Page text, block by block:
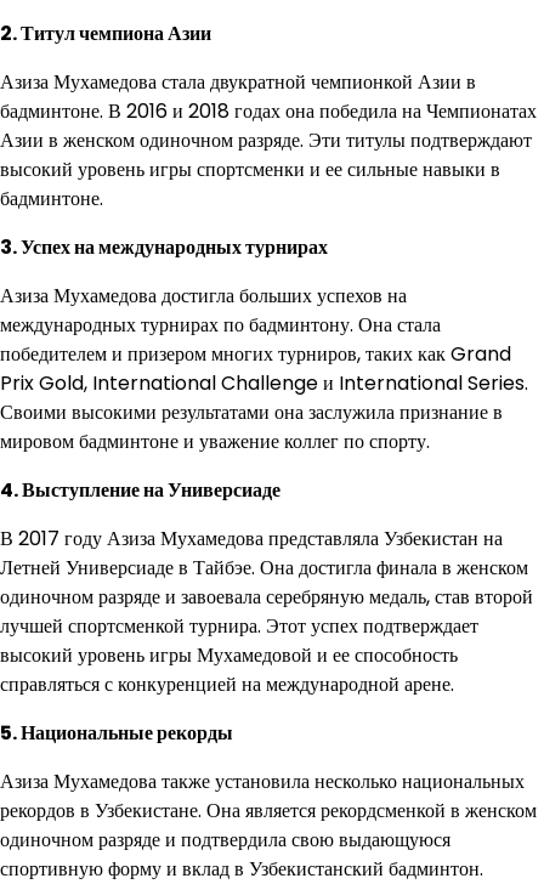
2. Титул чемпиона Азии
Азиза Мухамедова стала двукратной чемпионкой Азии в
бадминтоне. В 2016 и 2018 годах она победила на Чемпионатах
Азии в женском одиночном разряде. Эти титулы подтверждают
высокий уровень игры спортсменки и ее сильные навыки в
бадминтоне.
3. Успех на международных турнирах
Азиза Мухамедова достигла больших успехов на
международных турнирах по бадминтону. Она стала
победителем и призером многих турниров, таких как Grand
Prix Gold, International Challenge и International Series.
Своими высокими результатами она заслужила признание в
мировом бадминтоне и уважение коллег по спорту.
4. Выступление на Универсиаде
В 2017 году Азиза Мухамедова представляла Узбекистан на
Летней Универсиаде в Тайбэе. Она достигла финала в женском
одиночном разряде и завоевала серебряную медаль, став второй
лучшей спортсменкой турнира. Этот успех подтверждает
высокий уровень игры Мухамедовой и ее способность
справляться с конкуренцией на международной арене.
5. Национальные рекорды
Азиза Мухамедова также установила несколько национальных
рекордов в Узбекистане. Она является рекордсменкой в женском
одиночном разряде и подтвердила свою выдающуюся
спортивную форму и вклад в Узбекистанский бадминтон.